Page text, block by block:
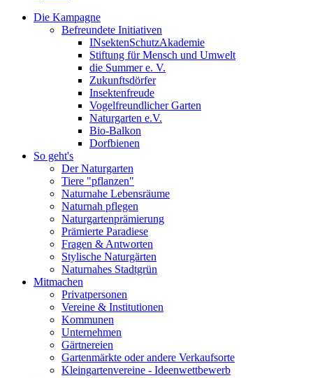
Die Kampagne
Befreundete Initiativen
INsektenSchutzAkademie
Stiftung für Mensch und Umwelt
die Summer e. V.
Zukunftsdörfer
Insektenfreude
Vogelfreundlicher Garten
Naturgarten e.V.
Bio-Balkon
Dorfbienen
So geht's
Der Naturgarten
Tiere "pflanzen"
Naturnahe Lebensräume
Naturnah pflegen
Naturgartenprämierung
Prämierte Paradiese
Fragen & Antworten
Stylische Naturgärten
Naturnahes Stadtgrün
Mitmachen
Privatpersonen
Vereine & Institutionen
Kommunen
Unternehmen
Gärtnereien
Gartenmärkte oder andere Verkaufsorte
Kleingartenvereine - Ideenwettbewerb